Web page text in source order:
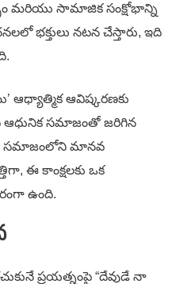
మరియు సామాజిక సంక్షోభాన్ని
భక్తులు నటన చేస్తారు, ఇది
ఆధ్యాత్మిక ఆవిష్కరణకు
సమాజంతో జరిగిన
సమాజంలోని మానవ
ఈ కాంక్షలకు ఒక
ఉంది.
ప్రయత్నంపై “దేవుడే నా